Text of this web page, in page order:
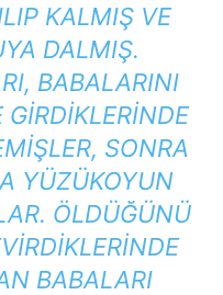
KALMIŞ VE
DALMIŞ.
BABALARINI
SONRA
YÜZÜKOYUN
ÖLDÜĞÜNÜ
BABALARI